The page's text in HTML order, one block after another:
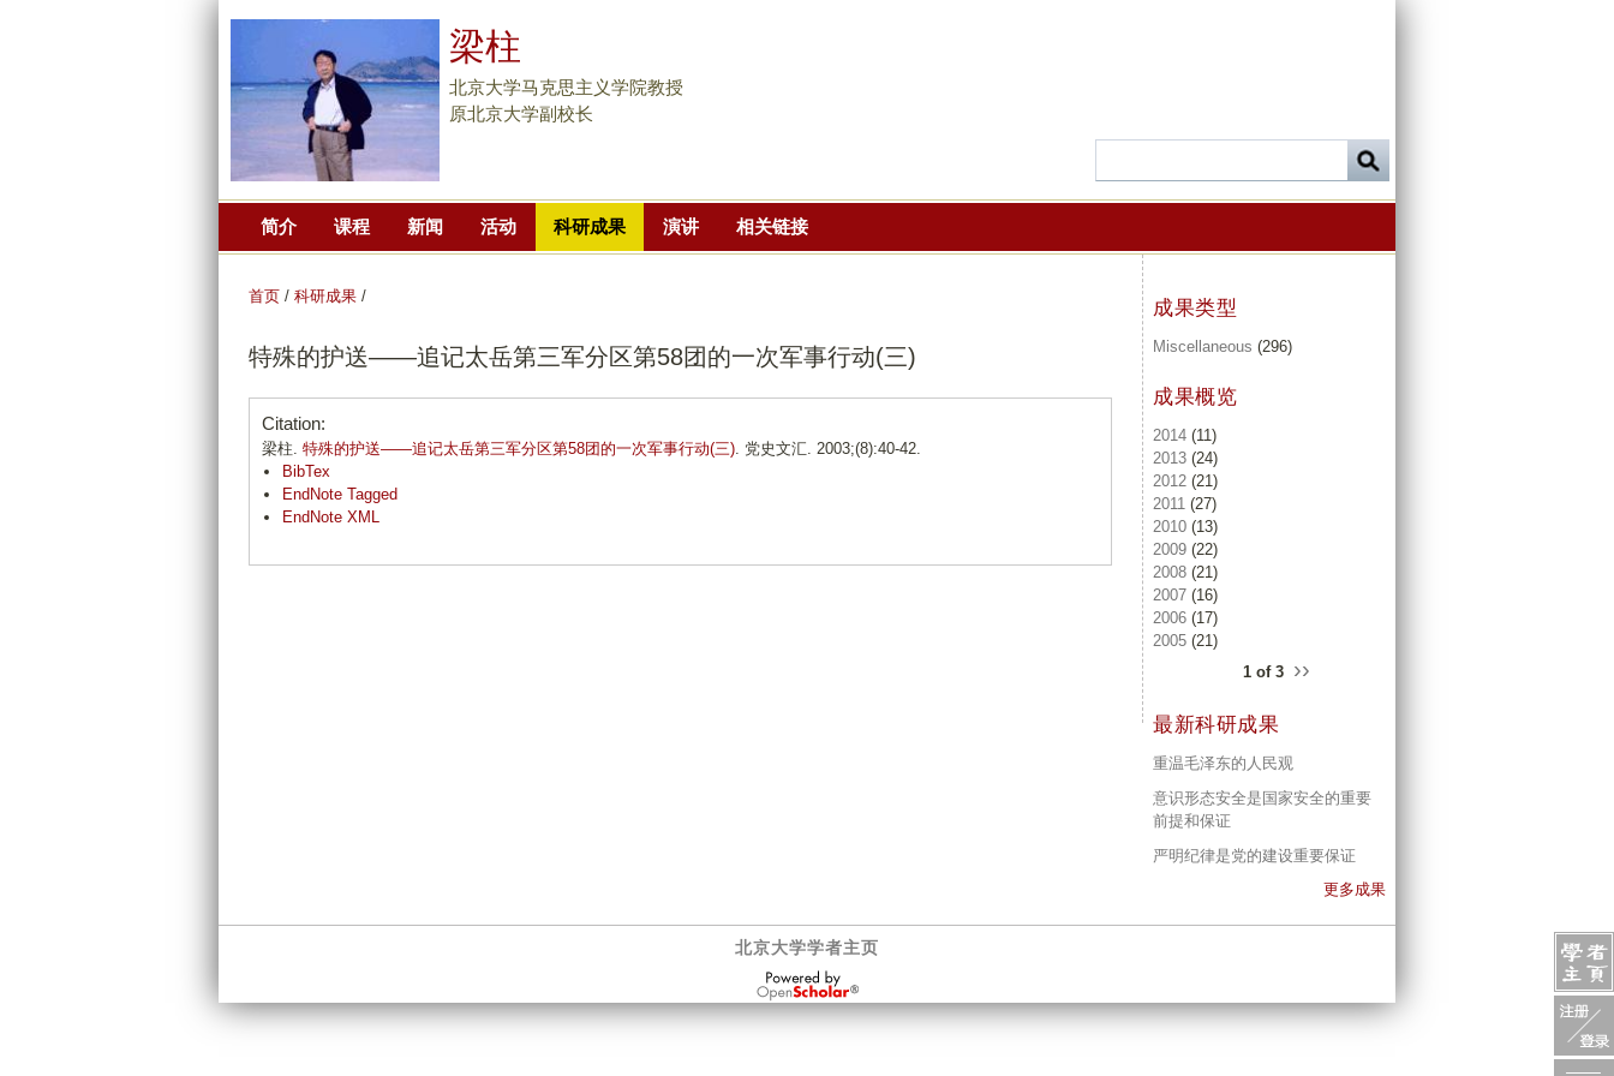
主
分
梁柱
北京大学马克思主义学院教授
原北京大学副校长
简介 课程 新闻 活动 科研成果 演讲 相关链接
首页 / 科研成果 /
特殊的护送——追记太岳第三军分区第58团的一次军事行动(三)
Citation:
梁柱. 特殊的护送——追记太岳第三军分区第58团的一次军事行动(三). 党史文汇. 2003;(8):40-42.
BibTex
EndNote Tagged
EndNote XML
成果类型
Miscellaneous (296)
成果概览
2014 (11)
2013 (24)
2012 (21)
2011 (27)
2010 (13)
2009 (22)
2008 (21)
2007 (16)
2006 (17)
2005 (21)
1 of 3 ››
最新科研成果
重温毛泽东的人民观
意识形态安全是国家安全的重要
前提和保证
严明纪律是党的建设重要保证
更多成果
北京大学学者主页
OpenScholar